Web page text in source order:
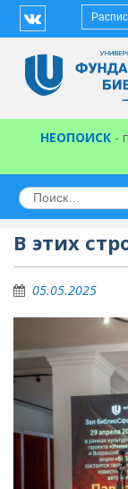
Перейти
Vk
НЕОПОИСК -
Искать:
В этих
05.05.2025